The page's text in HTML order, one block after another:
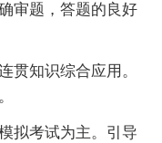
审题，答题的良好
贯知识综合应用。
拟考试为主。引导